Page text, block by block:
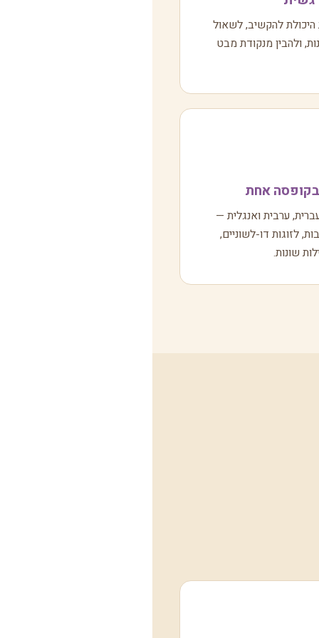
להקשיב, לשאול
ולהבין מנקודת מבט
אחת
ערבית ואנגלית —
לזוגות דו-לשוניים,
שונות.